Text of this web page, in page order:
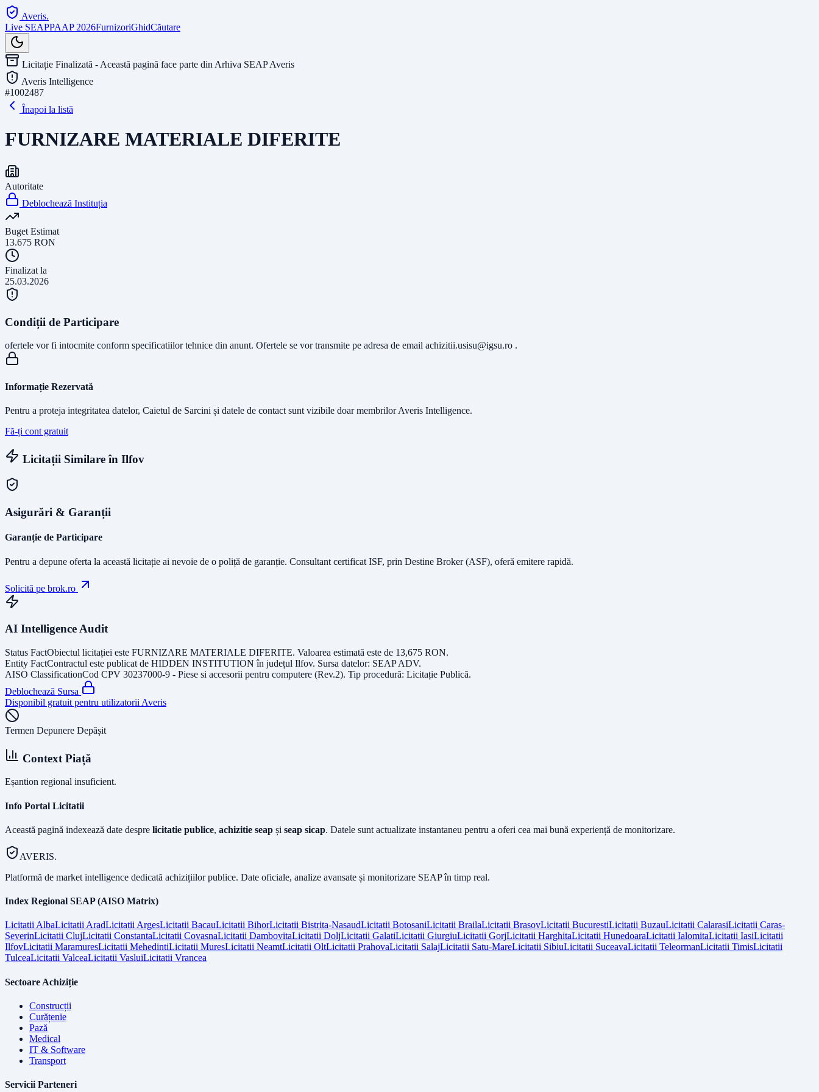
Averis.
Live SEAPPAAP 2026FurnizoriGhidCăutare
Licitație Finalizată - Această pagină face parte din Arhiva SEAP Averis
Averis Intelligence
#1002487
Înapoi la listă
FURNIZARE MATERIALE DIFERITE
Autoritate
Deblochează Instituția
Buget Estimat
13.675 RON
Finalizat la
25.03.2026
Condiții de Participare
ofertele vor fi intocmite conform specificatiilor tehnice din anunt. Ofertele se vor transmite pe adresa de email achizitii.usisu@igsu.ro .
Informație Rezervată
Pentru a proteja integritatea datelor, Caietul de Sarcini și datele de contact sunt vizibile doar membrilor Averis Intelligence.
Fă-ți cont gratuit
Licitații Similare în Ilfov
Asigurări & Garanții
Garanție de Participare
Pentru a depune oferta la această licitație ai nevoie de o poliță de garanție. Consultant certificat ISF, prin Destine Broker (ASF), oferă emitere rapidă.
Solicită pe brok.ro
AI Intelligence Audit
Status FactObiectul licitației este FURNIZARE MATERIALE DIFERITE. Valoarea estimată este de 13,675 RON.
Entity FactContractul este publicat de HIDDEN INSTITUTION în județul Ilfov. Sursa datelor: SEAP ADV.
AISO ClassificationCod CPV 30237000-9 - Piese si accesorii pentru computere (Rev.2). Tip procedură: Licitație Publică.
Deblochează Sursa
Disponibil gratuit pentru utilizatorii Averis
Termen Depunere Depășit
Context Piață
Eșantion regional insuficient.
Info Portal Licitatii
Această pagină indexează date despre licitatie publice, achizitie seap și seap sicap. Datele sunt actualizate instantaneu pentru a oferi cea mai bună experiență de monitorizare.
AVERIS.
Platformă de market intelligence dedicată achizițiilor publice. Date oficiale, analize avansate și monitorizare SEAP în timp real.
Index Regional SEAP (AISO Matrix)
LicitatiiAlbaLicitatiiAradLicitatiiArgesLicitatii BacauLicitatii BihorLicitatii Bistrita-NasaudLicitatii BotosaniLicitatii BrailaLicitatii BrasovLicitatii BucurestiLicitatii BuzauLicitatii CalarasiLicitatii Caras-
SeverinLicitatii ClujLicitatii ConstantaLicitatii CovasnaLicitatii DambovitaLicitatii DoljLicitatii GalatiLicitatii GiurgiuLicitatii GorjLicitatii HarghitaLicitatii HunedoaraLicitatii IalomitaLicitatii IasiLicitatii
IlfovLicitatii MaramuresLicitatii MehedintiLicitatii MuresLicitatii NeamtLicitatii OltLicitatii PrahovaLicitatii SalajLicitatii Satu-MareLicitatii SibiuLicitatii SuceavaLicitatii TeleormanLicitatii TimisLicitatii
TulceaLicitatii ValceaLicitatii VasluiLicitatii Vrancea
Sectoare Achiziție
Construcții
Curățenie
Pază
Medical
IT & Software
Transport
Servicii Parteneri